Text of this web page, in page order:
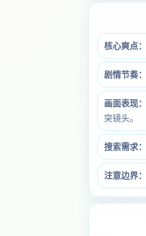
核心爽点：
剧情节奏：
画面表现：
突镜头。
搜索需求：
注意边界：